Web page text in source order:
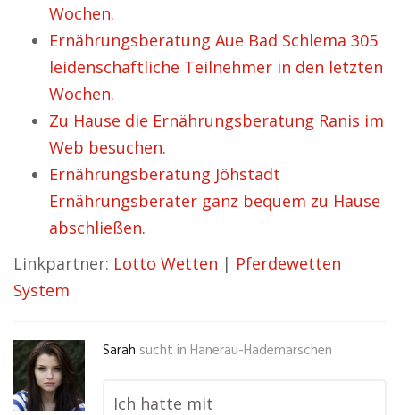
Wochen.
Ernährungsberatung Aue Bad Schlema 305
leidenschaftliche Teilnehmer in den letzten
Wochen.
Zu Hause die Ernährungsberatung Ranis im
Web besuchen.
Ernährungsberatung Jöhstadt
Ernährungsberater ganz bequem zu Hause
abschließen.
Linkpartner: Lotto Wetten | Pferdewetten
System
Sarah sucht in Hanerau-Hademarschen
Ich hatte mit